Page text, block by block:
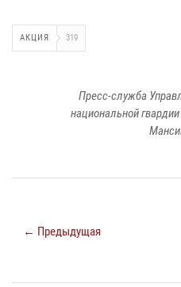
АКЦИЯ 319
Пресс-служба
национальной
← Предыдущая